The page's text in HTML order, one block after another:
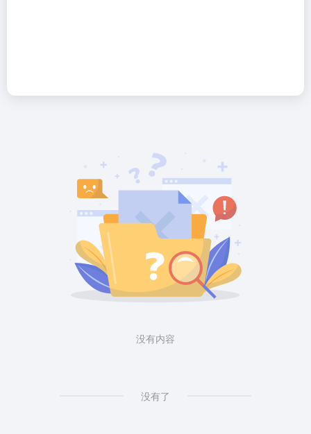
没有内容
没有了